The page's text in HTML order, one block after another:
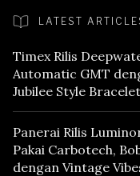
LATEST
Timex Rilis
Automatic GMT
Jubilee Style Bracelet
Panerai Rilis
Pakai Carbotech,
dengan Vintage